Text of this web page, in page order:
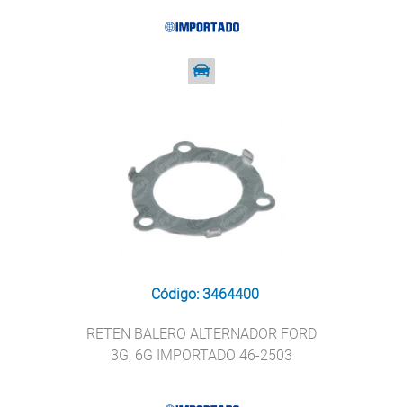
Código: 3464400
RETEN BALERO ALTERNADOR FORD
3G, 6G IMPORTADO 46-2503